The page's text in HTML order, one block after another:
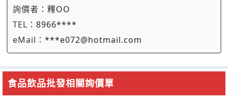
詢價者： 釋OO
TEL： 8966****
eMail： ***e072@hotmail.com
食品飲品批發相關詢價單